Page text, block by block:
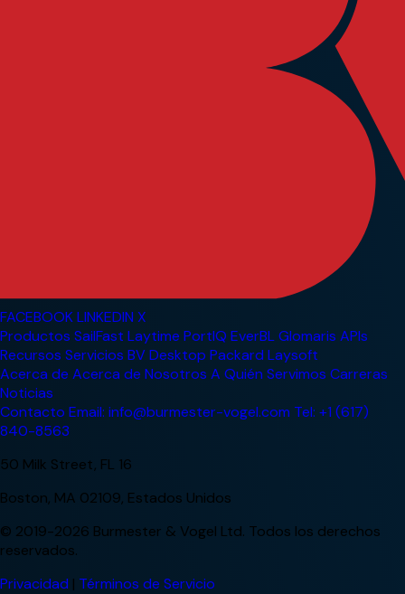
FACEBOOKLINKEDIN X
Productos SailFast Laytime PortIQ EverBLGlomaris APIs
Recursos Servicios BV Desktop Packard Laysoft
Acerca de Acerca de Nosotros A Quién Servimos Carreras
Noticias
Contacto Email: info@burmester-vogel.com Tel: +1 (617)
840-8563
50 Milk Street, FL 16
Boston, MA 02109, Estados Unidos
© 2019-2026 Burmester & Vogel Ltd. Todos los derechos
reservados.
Privacidad | Términos de Servicio